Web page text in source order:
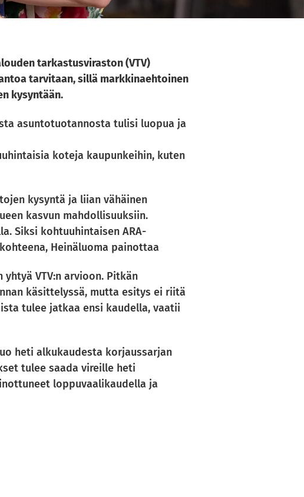
tarkastusviraston (VTV)
tarvitaan, sillä markkinaehtoinen
kysyntään.
asuntotuotannosta tulisi luopua ja
koteja kaupunkeihin, kuten
kysyntä ja liian vähäinen
kasvun mahdollisuuksiin.
Siksi kohtuuhintaisen ARA-
Heinäluoma painottaa
VTV:n arvioon. Pitkän
käsittelyssä, mutta esitys ei riitä
tulee jatkaa ensi kaudella, vaatii
heti alkukaudesta korjaussarjan
tulee saada vireille heti
loppuvaalikaudella ja